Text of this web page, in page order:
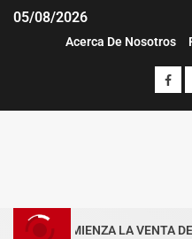
05/08/2026
Acerca De Nosotros
LA VENTA DE